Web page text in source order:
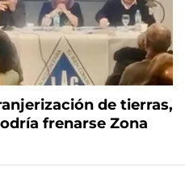
de tierras,
frenarse Zona